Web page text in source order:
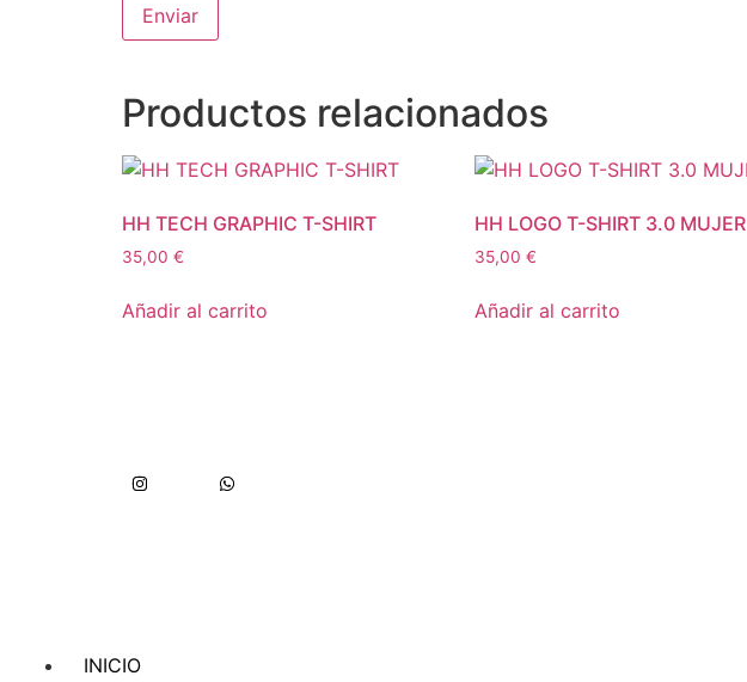
Productos relacionados
HH TECH GRAPHIC T-SHIRT
35,00 €
Añadir al carrito
HH LOGO T-SHIRT 3.0 MUJER
35,00 €
Añadir al carrito
INICIO